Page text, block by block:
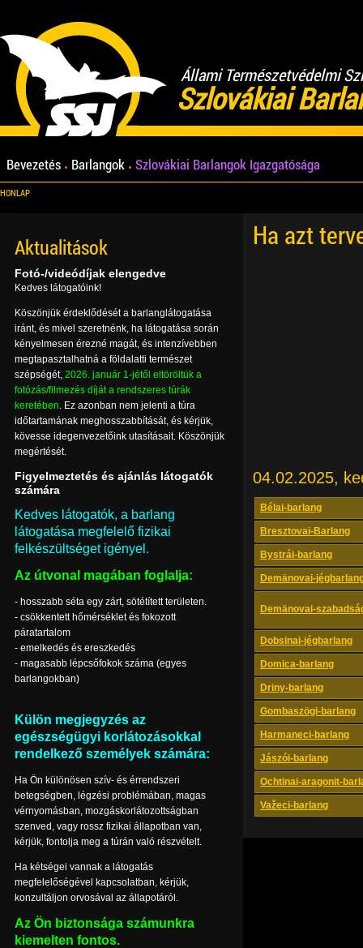
Állami Természetvédelmi
Szlovákiai
Bevezetés Barlangok Szlovákiai Barlangok Igazgatósága
HONLAP
Ha azt
04.02.2025,
Bélai-barlang
Bresztovai-Barlang
Bystrái-barlang
Demänovai-
Demänovai-
Dobsinai-jégbarlang
Domica-barlang
Driny-barlang
Gombaszögi-barlang
Harmaneci-barlang
Jászói-barlang
Ochtinai-aragonit-
Važeci-barlang
Aktualitások
Fotó-/videódíjak elengedve
Kedves látogatóink!
Köszönjük érdeklődését a barlanglátogatása
iránt, és mivel szeretnénk, ha látogatása során
kényelmesen érezné magát, és intenzívebben
megtapasztalhatná a földalatti természet
szépségét, 2026. január 1-jétől eltöröltük a
fotózás/filmezés díját a rendszeres túrák
keretében. Ez azonban nem jelenti a túra
időtartamának meghosszabbítását, és kérjük,
kövesse idegenvezetőink utasításait. Köszönjük
megértését.
Figyelmeztetés és ajánlás látogatók
számára
Kedves látogatók, a barlang
látogatása megfelelő fizikai
felkészültséget igényel.
Az útvonal magában foglalja:
- hosszabb séta egy zárt, sötétített területen.
- csökkentett hőmérséklet és fokozott
páratartalom
- emelkedés és ereszkedés
- magasabb lépcsőfokok száma (egyes
barlangokban)
Külön megjegyzés az
egészségügyi korlátozásokkal
rendelkező személyek számára:
Ha Ön különösen szív- és érrendszeri
betegségben, légzési problémában, magas
vérnyomásban, mozgáskorlátozottságban
szenved, vagy rossz fizikai állapotban van,
kérjük, fontolja meg a túrán való részvételt.
Ha kétségei vannak a látogatás
megfelelőségével kapcsolatban, kérjük,
konzultáljon orvosával az állapotáról.
Az Ön biztonsága számunkra
kiemelten fontos.